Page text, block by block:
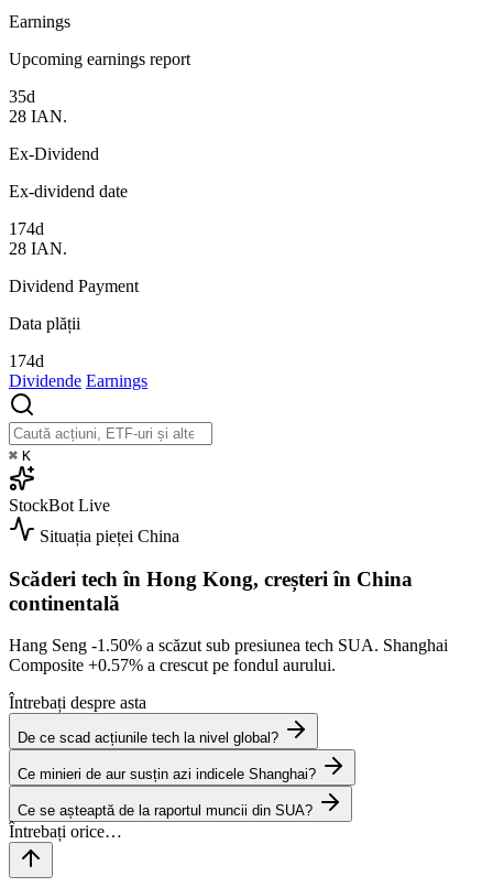
Earnings
Upcoming earnings report
35d
28 IAN.
Ex-Dividend
Ex-dividend date
174d
28 IAN.
Dividend Payment
Data plății
174d
Dividende Earnings
⌘ K
StockBot Live
Situația pieței China
Scăderi tech în Hong Kong, creșteri în China
continentală
Hang Seng -1.50% a scăzut sub presiunea tech SUA. Shanghai
Composite +0.57% a crescut pe fondul aurului.
Întrebați despre asta
De ce scad acțiunile tech la nivel global?
Ce minieri de aur susțin azi indicele Shanghai?
Ce se așteaptă de la raportul muncii din SUA?